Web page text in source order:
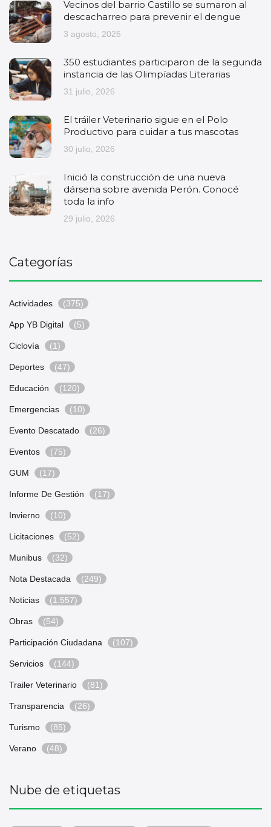
Vecinos del barrio Castillo se sumaron al
descacharreo para prevenir el dengue
3 agosto, 2026
350 estudiantes participaron de la segunda
instancia de las Olimpíadas Literarias
31 julio, 2026
El tráiler Veterinario sigue en el Polo
Productivo para cuidar a tus mascotas
30 julio, 2026
Inició la construcción de una nueva
dársena sobre avenida Perón. Conocé
toda la info
29 julio, 2026
Categorías
Actividades (375)
App YB Digital (5)
Ciclovía (1)
Deportes (47)
Educación (120)
Emergencias (10)
Evento Descatado (26)
Eventos (75)
GUM (17)
Informe De Gestión (17)
Invierno (10)
Licitaciones (52)
Munibus (32)
Nota Destacada (249)
Noticias (1.557)
Obras (54)
Participación Ciudadana (107)
Servicios (144)
Trailer Veterinario (81)
Transparencia (26)
Turismo (85)
Verano (48)
Nube de etiquetas